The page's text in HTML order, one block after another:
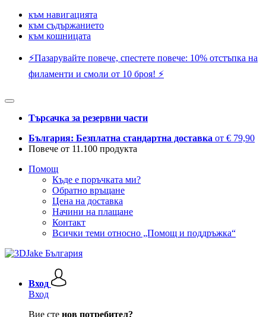
към навигацията
към съдържанието
към кошницата
⚡️Пазарувайте повече, спестете повече: 10% отстъпка на
филаменти и смоли от 10 броя! ⚡️
Търсачка за резервни части
България: Безплатна стандартна доставка от € 79,90
Повече от 11.100 продукта
Помощ
Къде е поръчката ми?
Обратно връщане
Цена на доставка
Начини на плащане
Контакт
Всички теми относно „Помощ и поддръжка“
Вход
Вход
Вие сте нов потребител?